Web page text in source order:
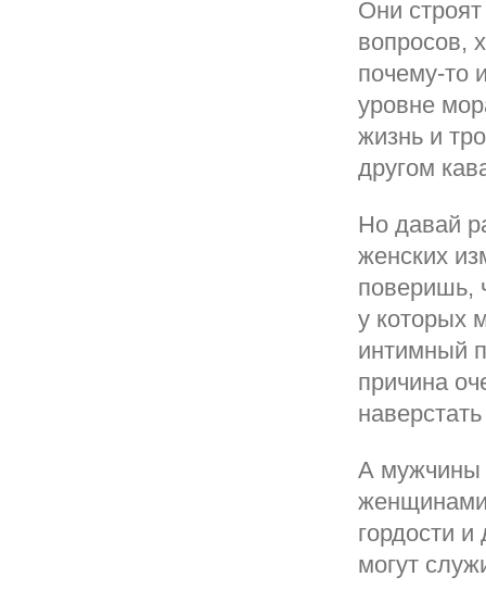
Они
вопросов,
почему-то
уровне
жизнь и
другом
Но давай
женских
поверишь,
у которых
интимный
причина
А мужчины
гордости
могут